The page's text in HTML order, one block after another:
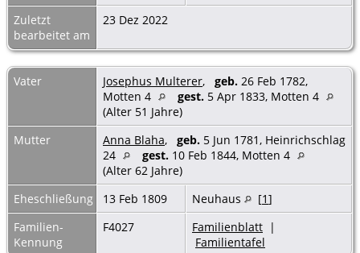
Zuletzt
bearbeitet am
23 Dez 2022
Vater Josephus Multerer, geb. 26 Feb 1782,
Motten 4
gest. 5 Apr 1833, Motten 4
(Alter 51 Jahre)
Mutter
Anna Blaha, geb. 5 Jun 1781, Heinrichschlag
24
gest. 10 Feb 1844, Motten 4
(Alter 62 Jahre)
Eheschließung
13 Feb 1809 Neuhaus [1]
Familien-
Kennung
F4027 Familienblatt |
Familientafel